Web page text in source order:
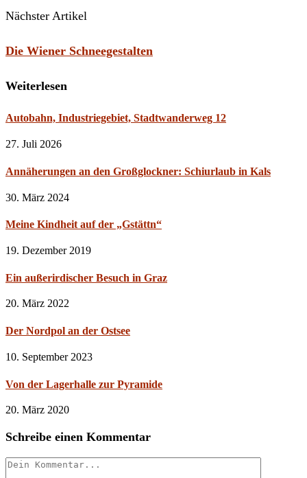
Nächster Artikel
Die Wiener Schneegestalten
Weiterlesen
Autobahn, Industriegebiet, Stadtwanderweg 12
27. Juli 2026
Annäherungen an den Großglockner: Schiurlaub in Kals
30. März 2024
Meine Kindheit auf der „Gstättn“
19. Dezember 2019
Ein außerirdischer Besuch in Graz
20. März 2022
Der Nordpol an der Ostsee
10. September 2023
Von der Lagerhalle zur Pyramide
20. März 2020
Schreibe einen Kommentar